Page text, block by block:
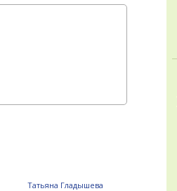
Татьяна Гладышева